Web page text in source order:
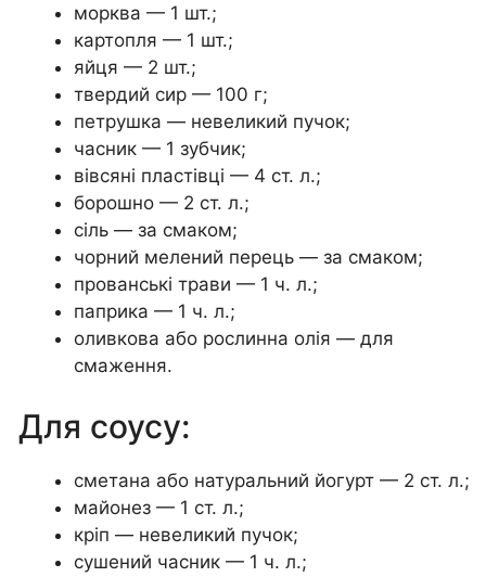
морква — 1 шт.;
картопля — 1 шт.;
яйця — 2 шт.;
твердий сир — 100 г;
петрушка — невеликий пучок;
часник — 1 зубчик;
вівсяні пластівці — 4 ст. л.;
борошно — 2 ст. л.;
сіль — за смаком;
чорний мелений перець — за смаком;
прованські трави — 1 ч. л.;
паприка — 1 ч. л.;
оливкова або рослинна олія — для
смаження.
Для соусу:
сметана або натуральний йогурт — 2 ст. л.;
майонез — 1 ст. л.;
кріп — невеликий пучок;
сушений часник — 1 ч. л.;